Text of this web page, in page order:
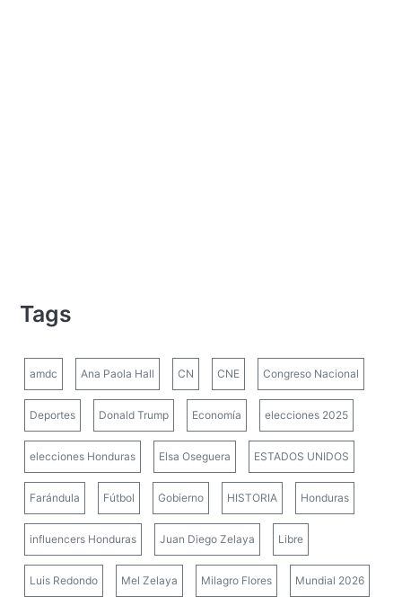
Tags
amdc Ana Paola Hall CN CNE Congreso Nacional
Deportes Donald Trump Economía elecciones 2025
elecciones Honduras Elsa Oseguera ESTADOS UNIDOS
Farándula Fútbol Gobierno HISTORIA Honduras
influencers Honduras Juan Diego Zelaya Libre
Luis Redondo Mel Zelaya Milagro Flores Mundial 2026